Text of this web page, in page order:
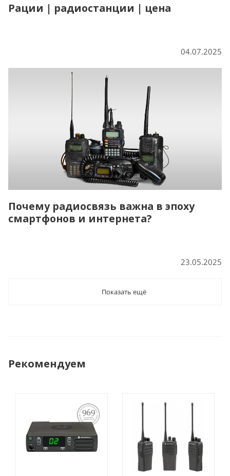
Рации | радиостанции | цена
04.07.2025
Почему радиосвязь важна в эпоху
смартфонов и интернета?
23.05.2025
Показать ещё
Рекомендуем
ПОСТАНОВЛЕНИЕ
969